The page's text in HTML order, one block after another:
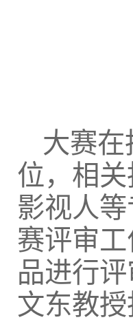
大赛
位，相
影视人
赛评审
品进行
文东教授